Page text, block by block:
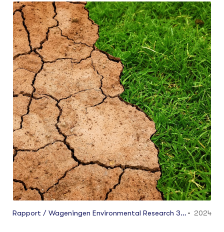
extreme neerslag, en doet dit voor de landbouw
en de vollegronds tuinbouw. Dit rapport geeft
een ‘nulmeting’ van de huidige situatie (1990-
2022) en kan zodoende worden vergeleken met
de klimaatrisico analyse voor het toekomstige
klimaat (2050, 2100). Het rapport presenteert
kwetsbaarheden, schat de omvang van risico’s
en draagt bouwstenen aan voor adaptatie. Dit
wordt gedaan op een door het PBL (2023)
aangepast methodiek van het IPCC (2014) en
maakt gebruikt van bestaande literatuur.
Klimaatrisico’s worden uitgedrukt in een
standaard categorisering (laag, middel, hoog)
op basis van risico en impact.
Rapport / Wageningen Environmental Research 33
2024